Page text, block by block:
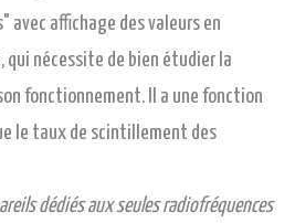
avec affichage des valeurs en
qui nécessite de bien étudier la
fonctionnement. Il a une fonction
le taux de scintillement des
dédiés aux seules radiofréquences